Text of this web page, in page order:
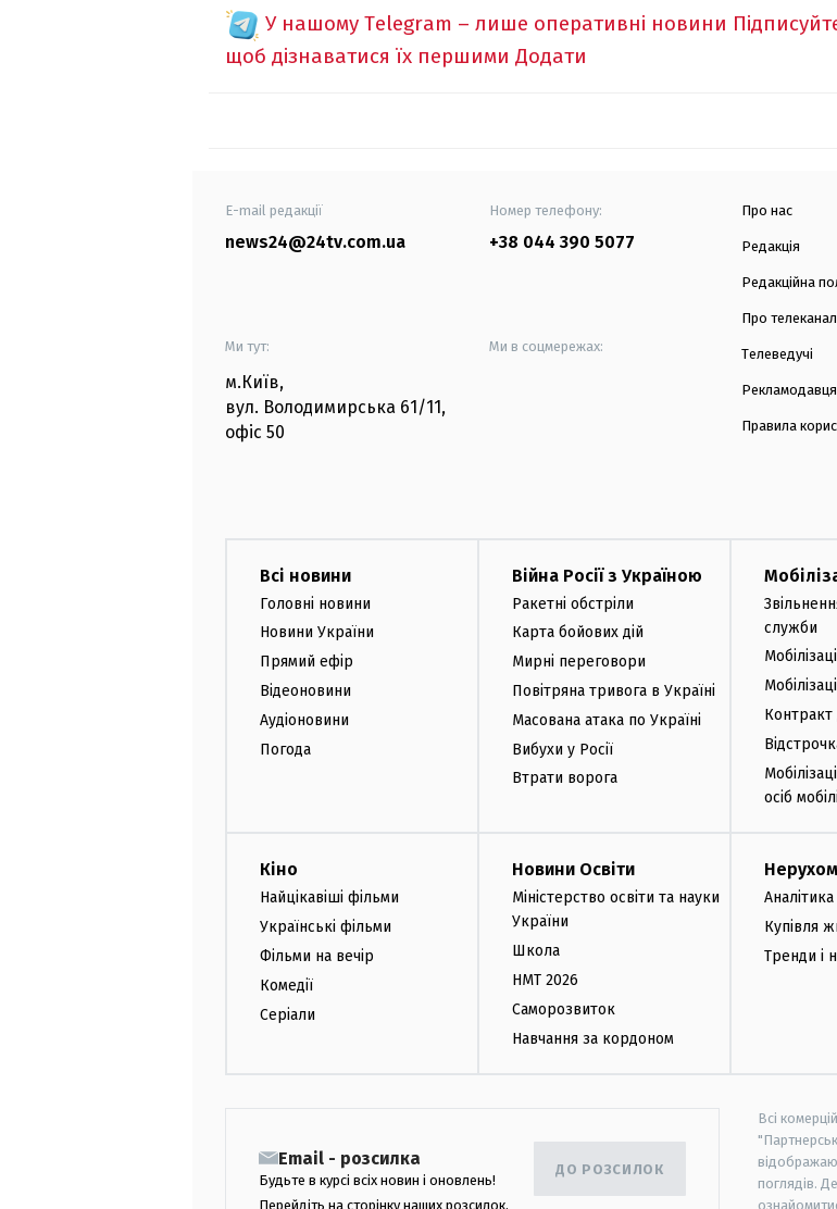
У нашому Telegram – лише оперативні новини
щоб дізнаватися їх першими Додати
E-mail редакції
news24@24tv.com.ua
Номер телефону:
+38 044 390 5077
Ми тут:
м.Київ,
вул. Володимирська 61/11,
офіс 50
Ми в соцмережах:
Про нас
Редакція
Редакційна
Про телеканал
Телеведучі
Правила
Всі новини
Головні новини
Новини України
Прямий ефір
Відеоновини
Аудіоновини
Погода
Війна Росії з Україною
Ракетні обстріли
Карта бойових дій
Мирні переговори
Повітряна тривога в Україні
Масована атака по Україні
Вибухи у Росії
Втрати ворога
служби
Контракт
осіб
Кіно
Найцікавіші фільми
Українські фільми
Фільми на вечір
Комедії
Серіали
Новини Освіти
Міністерство освіти та науки
України
Школа
НМТ 2026
Саморозвиток
Навчання за кордоном
Купівля
Тренди і
Email - розсилка
Будьте в курсі всіх новин і оновлень!
Перейдіть на сторінку наших розсилок,
ДО РОЗСИЛОК
Всі
поглядів.